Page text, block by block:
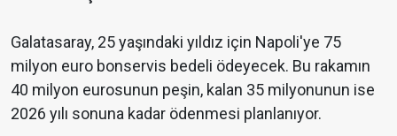
Galatasaray, 25 yaşındaki yıldız için Napoli'ye 75
milyon euro bonservis bedeli ödeyecek. Bu rakamın
40 milyon eurosunun peşin, kalan 35 milyonunun ise
2026 yılı sonuna kadar ödenmesi planlanıyor.